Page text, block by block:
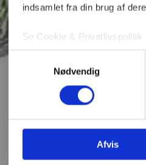
indsamlet fra din brug af
Se Cookie & Privatlivspolitik
Samtykkevalg
Nødvendig
Afvis